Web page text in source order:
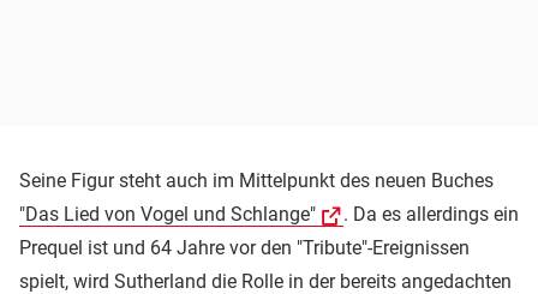
Seine Figur steht auch im Mittelpunkt des neuen Buches
"Das Lied von Vogel und Schlange"
. Da es allerdings ein
Prequel ist und 64 Jahre vor den "Tribute"-Ereignissen
spielt, wird Sutherland die Rolle in der bereits angedachten